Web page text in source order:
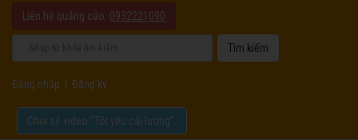
Liên hệ quảng cáo: 0932221090
Đăng nhập Đăng ký
Chia sẻ video "Tôi yêu cải lương".